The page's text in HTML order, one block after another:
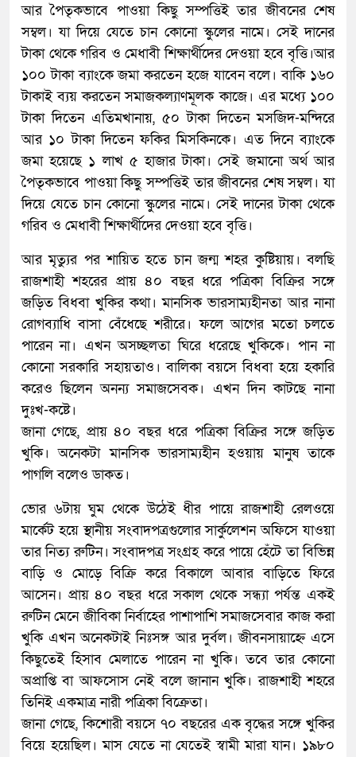
আর পৈতৃকভাবে পাওয়া কিছু সম্পত্তিই তার জীবনের শেষ
সম্বল। যা দিয়ে যেতে চান কোনো স্কুলের নামে। সেই দানের
টাকা থেকে গরিব ও মেধাবী শিক্ষার্থীদের দেওয়া হবে বৃত্তি।আর
১০০ টাকা ব্যাংকে জমা করতেন হজে যাবেন বলে। বাকি ১৬০
টাকাই ব্যয় করতেন সমাজকল্যাণমূলক কাজে। এর মধ্যে ১০০
টাকা দিতেন এতিমখানায়, ৫০ টাকা দিতেন মসজিদ-মন্দিরে
আর ১০ টাকা দিতেন ফকির মিসকিনকে। এত দিনে ব্যাংকে
জমা হয়েছে ১ লাখ ৫ হাজার টাকা। সেই জমানো অর্থ আর
পৈতৃকভাবে পাওয়া কিছু সম্পত্তিই তার জীবনের শেষ সম্বল। যা
দিয়ে যেতে চান কোনো স্কুলের নামে। সেই দানের টাকা থেকে
গরিব ও মেধাবী শিক্ষার্থীদের দেওয়া হবে বৃত্তি।
আর মৃত্যুর পর শায়িত হতে চান জন্ম শহর কুষ্টিয়ায়। বলছি
রাজশাহী শহরের প্রায় ৪০ বছর ধরে পত্রিকা বিক্রির সঙ্গে
জড়িত বিধবা খুকির কথা। মানসিক ভারসাম্যহীনতা আর নানা
রোগব্যাধি বাসা বেঁধেছে শরীরে। ফলে আগের মতো চলতে
পারেন না। এখন অসচ্ছলতা ঘিরে ধরেছে খুকিকে। পান না
কোনো সরকারি সহায়তাও। বালিকা বয়সে বিধবা হয়ে হকারি
করেও ছিলেন অনন্য সমাজসেবক। এখন দিন কাটছে নানা
দুঃখ-কষ্টে।
জানা গেছে, প্রায় ৪০ বছর ধরে পত্রিকা বিক্রির সঙ্গে জড়িত
খুকি। অনেকটা মানসিক ভারসাম্যহীন হওয়ায় মানুষ তাকে
পাগলি বলেও ডাকত।
ভোর ৬টায় ঘুম থেকে উঠেই ধীর পায়ে রাজশাহী রেলওয়ে
মার্কেট হয়ে স্থানীয় সংবাদপত্রগুলোর সার্কুলেশন অফিসে যাওয়া
তার নিত্য রুটিন। সংবাদপত্র সংগ্রহ করে পায়ে হেঁটে তা বিভিন্ন
বাড়ি ও মোড়ে বিক্রি করে বিকালে আবার বাড়িতে ফিরে
আসেন। প্রায় ৪০ বছর ধরে সকাল থেকে সন্ধ্যা পর্যন্ত একই
রুটিন মেনে জীবিকা নির্বাহের পাশাপাশি সমাজসেবার কাজ করা
খুকি এখন অনেকটাই নিঃসঙ্গ আর দুর্বল। জীবনসায়াহ্নে এসে
কিছুতেই হিসাব মেলাতে পারেন না খুকি। তবে তার কোনো
অপ্রাপ্তি বা আফসোস নেই বলে জানান খুকি। রাজশাহী শহরে
তিনিই একমাত্র নারী পত্রিকা বিক্রেতা।
জানা গেছে, কিশোরী বয়সে ৭০ বছরের এক বৃদ্ধের সঙ্গে খুকির
বিয়ে হয়েছিল। মাস যেতে না যেতেই স্বামী মারা যান। ১৯৮০